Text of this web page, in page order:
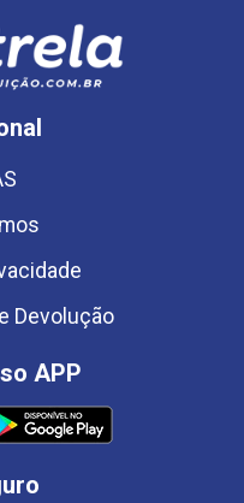
Devolução
APP